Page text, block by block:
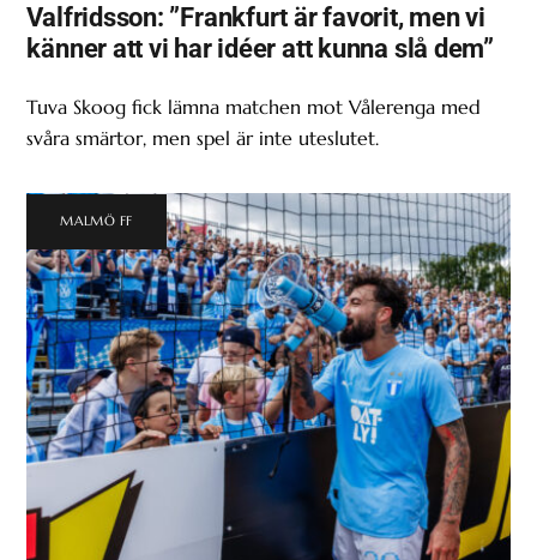
Valfridsson: ”Frankfurt är favorit, men vi
känner att vi har idéer att kunna slå dem”
Tuva Skoog fick lämna matchen mot Vålerenga med
svåra smärtor, men spel är inte uteslutet.
MALMÖ FF